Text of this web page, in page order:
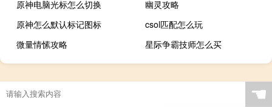
原神电脑光标怎么切换
幽灵攻略
原神怎么默认标记图标
csol匹配怎么玩
微量情愫攻略
星际争霸技师怎么买
☚